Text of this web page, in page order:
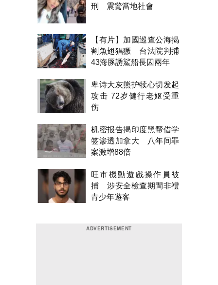
刑 震驚當地社會
【有片】加國巡查公海揭
割魚翅猖獗 台法院判捕
43海豚誘鯊船長囚兩年
卑诗大灰熊护犊心切发起
攻击 72岁健行老妪受重
伤
机密报告揭印度黑帮借学
签渗透加拿大 八年间罪
案激增88倍
旺市機動遊戲操作員被
捕 涉安全檢查期間非禮
青少年遊客